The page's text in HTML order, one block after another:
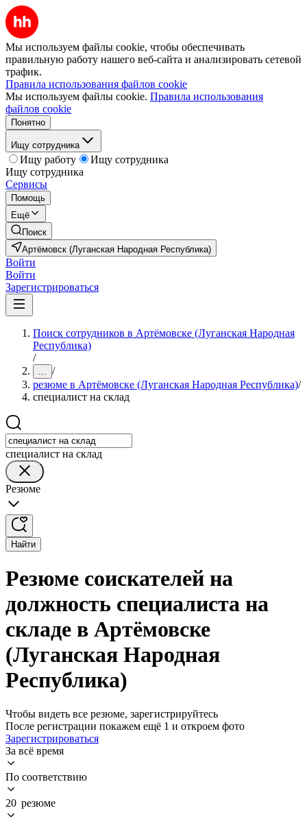
Мы используем файлы cookie, чтобы обеспечивать
правильную работу нашего веб-сайта и анализировать сетевой
трафик.
Правила использования файлов cookie
Мы используем файлы cookie. Правила использования
файлов cookie
Понятно
Ищу сотрудника
Ищу работу
Ищу сотрудника
Ищу сотрудника
Сервисы
Помощь
Ещё
Поиск
Артёмовск (Луганская Народная Республика)
Войти
Войти
Зарегистрироваться
Поиск сотрудников в Артёмовске (Луганская Народная
Республика)
/
... /
резюме в Артёмовске (Луганская Народная Республика)/
специалист на склад
специалист на склад
Резюме
Найти
Резюме соискателей на
должность специалиста на
складе в Артёмовске
(Луганская Народная
Республика)
Чтобы видеть все резюме, зарегистрируйтесь
После регистрации покажем ещё 1 и откроем фото
Зарегистрироваться
За всё время
По соответствию
20 резюме